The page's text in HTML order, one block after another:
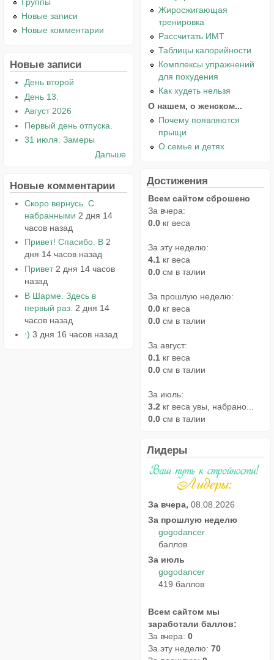
Новые записи
Новые комментарии
Новые записи
День второй
День 13.
Август 2026
Первый день отпуска.
31 июля. Замеры
Дальше
Новые комментарии
Скоро вернусь. С
набранными 2 дня 14
часов назад
Привет! Спасибо. В 2
дня 14 часов назад
Привет 2 дня 14 часов
назад
В Шарме. Здесь в
первый раз. 2 дня 14
часов назад
:) 3 дня 16 часов назад
Жиросжигающая
тренировка
Рассчитать ИМТ
Таблицы калорийности
Комплексы упражнений
для похудения
Как худеть нельзя
О нашем, о женском...
Почему появляются
прыщи
О семье и детях
Достижения
Всем сайтом сброшено
За вчера:
0.0 кг веса
За эту неделю:
4.1 кг веса
0.0 см в талии
За прошлую неделю:
0.0 кг веса
0.0 см в талии
За август:
0.1 кг веса
0.0 см в талии
За июль:
3.2 кг веса увы, набрано...
0.0 см в талии
Лидеры
За вчера, 08.08.2026
За прошлую неделю
gogodancer
баллов
За июль
gogodancer
419 баллов
Всем сайтом мы
заработали баллов:
За вчера: 0
За эту неделю: 70